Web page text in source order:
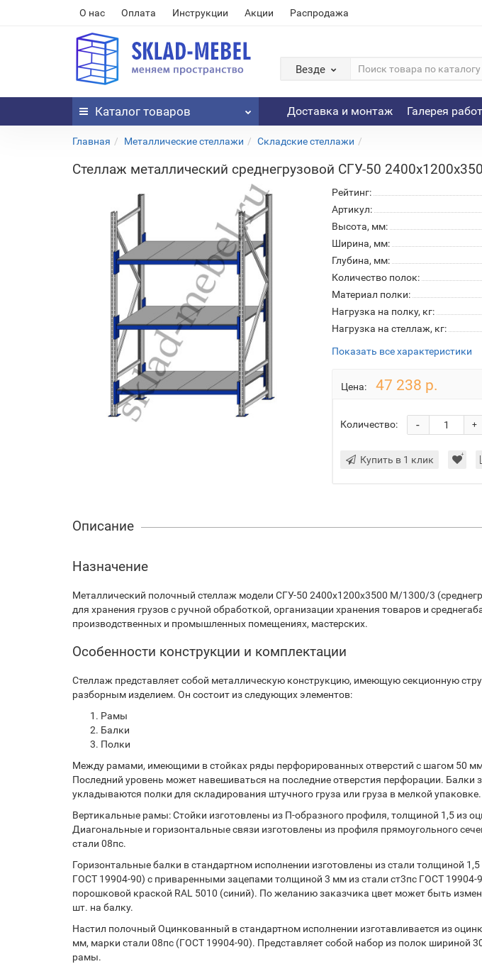
О нас Оплата Инструкции Акции Распродажа
Везде
Каталог товаров Доставка и монтаж Галерея работ
Главная Металлические стеллажи Складские стеллажи
Стеллаж металлический среднегрузовой СГУ-50
Рейтинг:
Артикул:
Высота, мм:
Ширина, мм:
Глубина, мм:
Количество полок:
Материал полки:
Нагрузка на полку, кг:
Нагрузка на стеллаж, кг:
Показать все характеристики
Цена: 47 238 р.
Количество: +
-
Купить в 1 клик
Описание
Назначение
Металлический полочный стеллаж модели СГУ-50 2400х1200х3500 М/1300/3
для хранения грузов с ручной обработкой, организации хранения товаров и
производственных и промышленных помещениях, мастерских.
Особенности конструкции и комплектации
Стеллаж представляет собой металлическую конструкцию, имеющую секционную
разборным изделием. Он состоит из следующих элементов:
Рамы
Балки
Полки
Между рамами, имеющими в стойках ряды перфорированных отверстий с шагом 50
Последний уровень может навешиваться на последние отверстия перфорации.
укладываются полки для складирования штучного груза или груза в мелкой упаковке.
Вертикальные рамы: Стойки изготовлены из П-образного профиля, толщиной 1,5 из
Диагональные и горизонтальные связи изготовлены из профиля прямоугольного
стали 08пс.
Горизонтальные балки в стандартном исполнении изготовлены из стали толщиной
ГОСТ 19904-90) с приваренными зацепами толщиной 3 мм из стали ст3пс ГОСТ
порошковой краской RAL 5010 (синий). По желанию заказчика цвет может быть
шт. на балку.
Настил полочный Оцинкованный в стандартном исполнении изготавливается из
мм, марки стали 08пс (ГОСТ 19904-90). Представляет собой набор из полок шириной
рамы.